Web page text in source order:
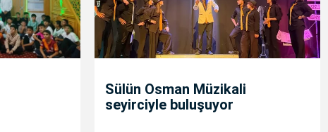
Sülün Osman Müzikali
seyirciyle buluşuyor